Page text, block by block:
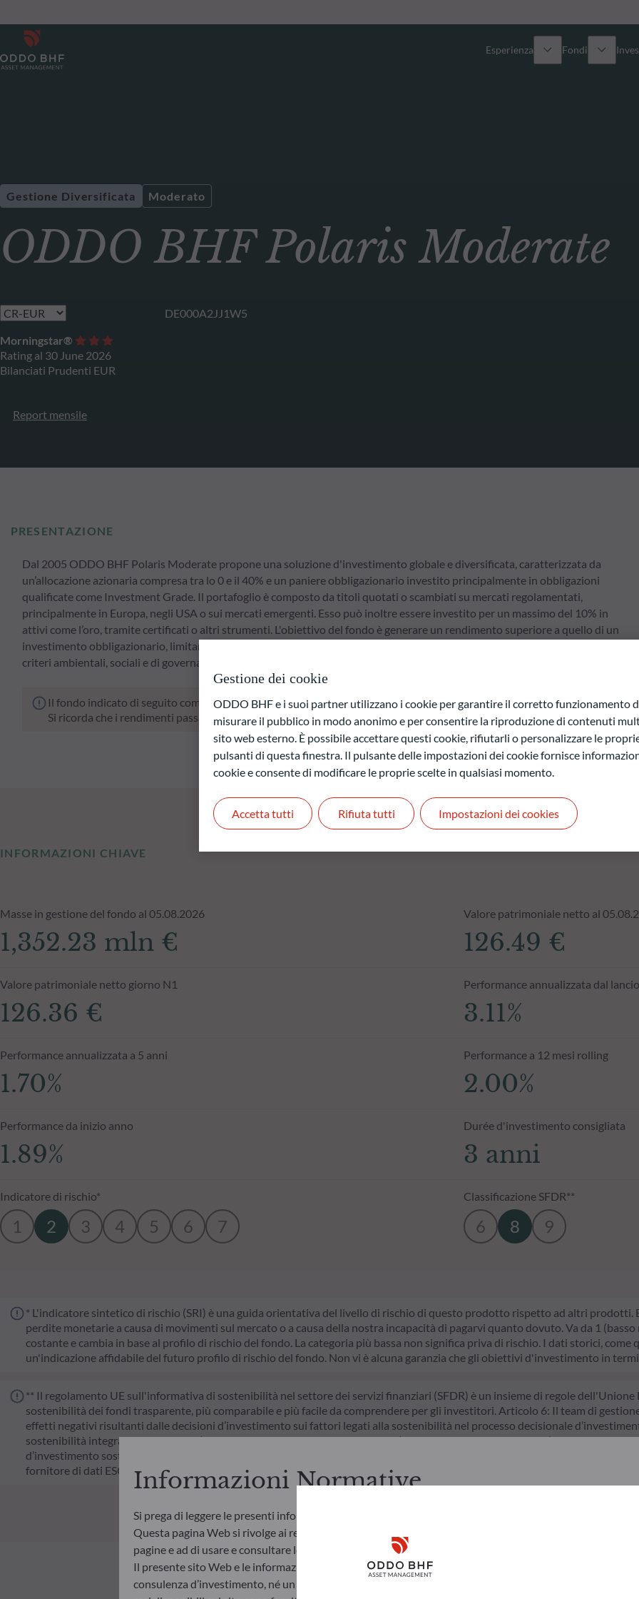
Disclaimer
Esperienza
Multi-Asset
Fondi
ODDO BHF Polaris Moderate
Gestione Diversificata Moderato
DE000A2JJ1W5
Morningstar®
Rating al 30 June 2026
Bilanciati Prudenti EUR
Report mensile
PRESENTAZIONE
Dal 2005 ODDO BHF Polaris Moderate propone una soluzione d'investimento globale e diversificata, caratterizzata da
un’allocazione azionaria compresa tra lo 0 e il 40% e un paniere obbligazionario investito principalmente in obbligazioni
qualificate come Investment Grade. Il portafoglio è composto da titoli quotati o scambiati su mercati regolamentati,
principalmente in Europa, negli USA o sui mercati emergenti. Esso può inoltre essere investito per un massimo del 10% in
attivi come l’oro, tramite certificati o altri strumenti. L'obiettivo del fondo è generare un rendimento superiore a quello di un
investimento obbligazionario, limitando al contempo le fluttuazioni di mercato. Inoltre, il processo di investimento integra i
criteri ambientali, sociali e di governance aziendale (ESG).
Il fondo indicato di seguito comporta un rischio di perdita di capitale.
Si ricorda che i rendimenti passati non sono indicativi di quelli futuri e possono variare nel tempo.
INFORMAZIONI CHIAVE
Masse in gestione del fondo al 05.08.2026
1,352.23 mln €
Valore patrimoniale netto al
126.49 €
Valore patrimoniale netto giorno N1
126.36 €
Performance annualizzata dal lancio
3.11%
Performance annualizzata a 5 anni
1.70%
Performance a 12 mesi rolling
2.00%
Performance da inizio anno
1.89%
Durée d'investimento consigliata
3 anni
Indicatore di rischio*
1 2 3 4 5 6 7
Classificazione SFDR**
6 8 9
* L'indicatore sintetico di rischio (SRI) è una guida orientativa del livello di rischio di questo prodotto rispetto ad altri prodotti.
perdite monetarie a causa di movimenti sul mercato o a causa della nostra incapacità di pagarvi quanto dovuto. Va da 1
costante e cambia in base al profilo di rischio del fondo. La categoria più bassa non significa priva di rischio. I dati storici,
un'indicazione affidabile del futuro profilo di rischio del fondo. Non vi è alcuna garanzia che gli obiettivi d'investimento in
** Il regolamento UE sull'informativa di sostenibilità nel settore dei servizi finanziari (SFDR) è un insieme di regole
sostenibilità dei fondi trasparente, più comparabile e più facile da comprendere per gli investitori. Articolo 6: Il team di
effetti negativi risultanti dalle decisioni d’investimento sui fattori legati alla sostenibilità nel processo decisionale
sostenibilità integrando criteri ESG (Ambientali e/o Sociali e/o di Governance) nei suoi processi decisionali d’investimento.
d’investimento sostenibile che apporti un contributo significativo nel superare le sfide della transizione ecologica e affronta
fornitore di dati ESG esterno della Società di gestione.
Informazioni Normative
Si prega di leggere le presenti informazioni prima di accedere alle pagine successive.
Questa pagina Web si rivolge ai residenti italiani. L'investitore è tenuto ad accertarsi di essere
pagine e ad di usare e consultare le informazioni e i servizi ivi presentati, ai sensi delle leggi in vigore nel
Il presente sito Web e le informazioni ivi contenute sono creati unicamente a scopo informativo e non
consulenza d’investimento, né un invito a sottoscrivere i prodotti e i servizi presentati. Le informazioni
Gestione dei cookie
ODDO BHF e i suoi partner utilizzano i cookie per garantire il corretto funzionamento
misurare il pubblico in modo anonimo e per consentire la riproduzione di contenuti
sito web esterno. È possibile accettare questi cookie, rifiutarli o personalizzare le
pulsanti di questa finestra. Il pulsante delle impostazioni dei cookie fornisce
cookie e consente di modificare le proprie scelte in qualsiasi momento.
Rifiuta tutti
Accetta tutti Impostazioni dei cookies